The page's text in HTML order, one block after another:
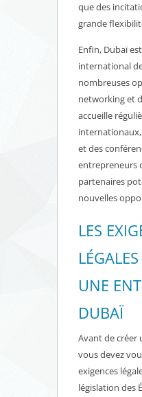
que des
grande
Enfin, Dubaï
international
nombreuses
networking et
accueille
et des
entrepreneurs
partenaires
nouvelles
LES
UNE
DUBAÏ
Avant de créer
vous devez
exigences
législation des